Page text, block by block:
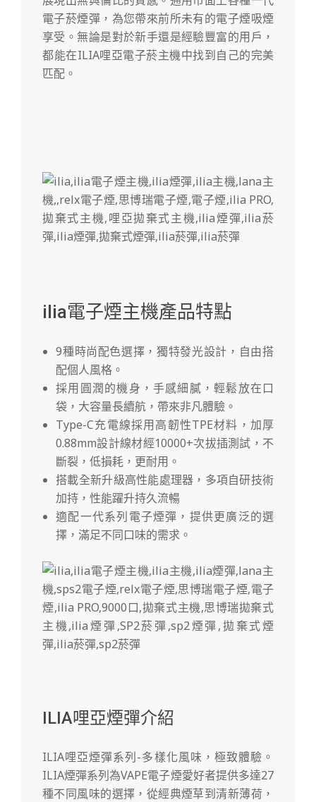
電子菸煙彈，為您帶來前所未有的電子煙吸煙
享受。無論是對於新手還是經驗豐富的用戶，
都能在ILIA哩亞電子菸主機中找到自己的完美
匹配。
ilia電子煙主機產品特點
9種時尚配色選擇，獨特發光設計，自由搭
配個人風格。
採用圓潤的機身，手感細膩，輕鬆放在口
袋，大容量長續航，帶來非凡體驗。
Type-C充電線採用高韌性TPE材料，加厚
0.88mm設計線材經10000+次拔插測試，不
斷裂，低損耗，更耐用。
搭載全新升級高性能處理器，多項自研技術
加持，性能躍升持久流暢
適配一代系列電子煙彈，提供更廣泛的選
擇，滿足不同口味的需求。
ILIA哩亞煙彈介紹
ILIA哩亞煙彈系列-多樣化風味，極致體驗。
ILIA煙彈系列為VAPE電子煙愛好者提供多達27
種不同風味的選擇，從經典煙草到清新薄荷，